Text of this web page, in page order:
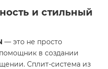
и стильный
— это не просто
в создании
Сплит-система из